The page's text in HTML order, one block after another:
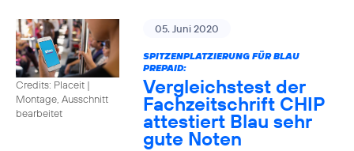
Credits: Placeit |
Montage, Ausschnitt
bearbeitet
05. Juni 2020
SPITZENPLATZIERUNG FÜR BLAU
PREPAID:
Vergleichstest der
Fachzeitschrift CHIP
attestiert Blau sehr
gute Noten